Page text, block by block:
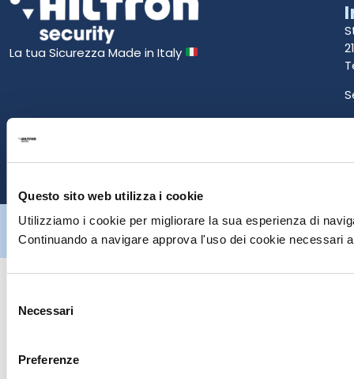
Questo sito web utilizza i cookie
Utilizziamo i cookie per migliorare la sua esperienza di
Continuando a navigare approva l'uso dei cookie necessari
delNecessari
Preferenze
La tua Sicurezza Made in Italy
Hiltron Security è distribuito in Italia da Hiltron Land S.r.l. | P.IVA
| Design by communication.it
| Tutti i diritti sono
riservati